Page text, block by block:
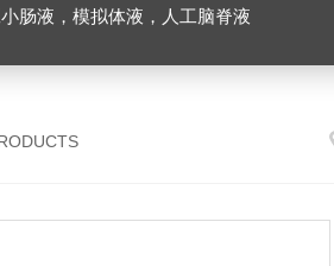
肠液，模拟体液，人工脑脊液